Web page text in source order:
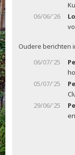
06/06/'26
Oudere berichten
06/07/'25
05/07/'25
29/06/'25